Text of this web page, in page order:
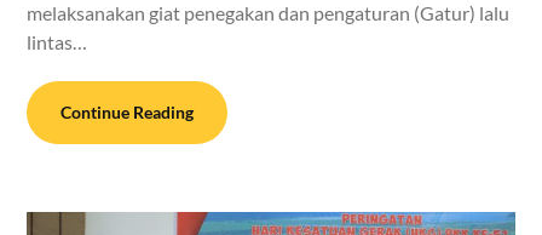
melaksanakan giat penegakan dan pengaturan (Gatur) lalu
lintas…
Continue Reading